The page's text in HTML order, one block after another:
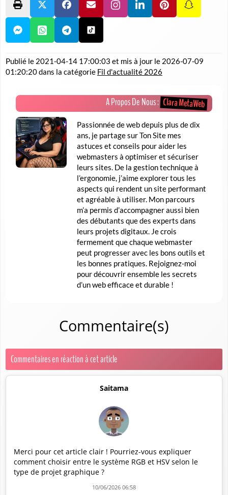
Publié le 2021-04-14 17:00:03 et mis à jour le 2026-07-09
01:20:20dans la catégorie Fil d'actualité 2026
A Propos De Nous : Clara MetaWeb
Passionnée de web depuis plus de dix
ans, je partage sur Ton Site mes
astuces et conseils pour aider les
webmasters à optimiser et sécuriser
leurs sites. De la gestion technique à
l’ergonomie, j’aime explorer tous les
aspects qui rendent un site performant
et agréable à utiliser. Mon parcours
m’a permis d’accompagner aussi bien
des débutants que des experts dans
leurs projets digitaux. Je crois
fermement que chaque webmaster
peut progresser avec les bons outils et
les bonnes pratiques. Rejoignez-moi
pour découvrir ensemble les secrets
d’un web efficace et durable !
Commentaire(s)
Commentaires en réaction à cet article
Saitama
Merci pour cet article clair ! Pourriez-vous expliquer
comment choisir entre le système RGB et HSV selon le
type de projet graphique ?
10/06/2026 06:58